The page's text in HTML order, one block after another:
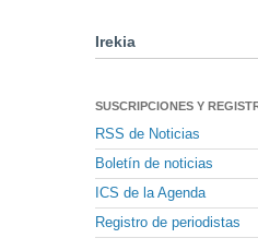
Irekia
SUSCRIPCIONES Y
RSS de Noticias
Boletín de noticias
ICS de la Agenda
Registro de periodistas